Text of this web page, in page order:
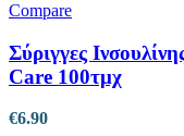
Compare
Σύριγγες
Care 100τμχ
€6.90